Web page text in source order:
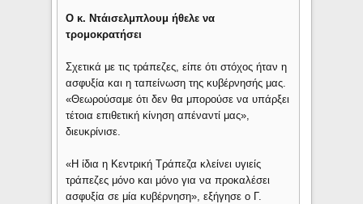
Ο κ. Ντάισελμπλουμ ήθελε να
τρομοκρατήσει
Σχετικά με τις τράπεζες, είπε ότι στόχος ήταν η
ασφυξία και η ταπείνωση της κυβέρνησής μας.
«Θεωρούσαμε ότι δεν θα μπορούσε να υπάρξει
τέτοια επιθετική κίνηση απέναντί μας»,
διευκρίνισε.
«Η ίδια η Κεντρική Τράπεζα κλείνει υγιείς
τράπεζες μόνο και μόνο για να προκαλέσει
ασφυξία σε μία κυβέρνηση», εξήγησε ο Γ.